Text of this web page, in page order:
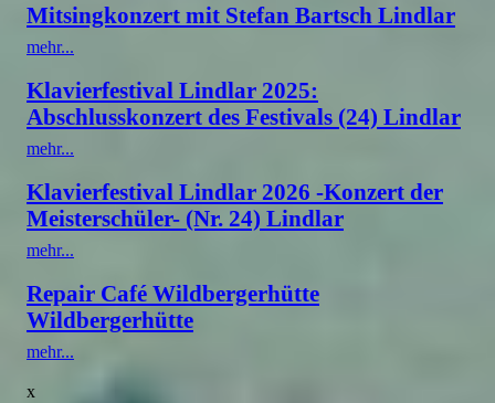
Mitsingkonzert mit Stefan Bartsch Lindlar
mehr...
Klavierfestival Lindlar 2025:
Abschlusskonzert des Festivals (24) Lindlar
mehr...
Klavierfestival Lindlar 2026 -Konzert der
Meisterschüler- (Nr. 24) Lindlar
mehr...
Repair Café Wildbergerhütte
Wildbergerhütte
mehr...
x